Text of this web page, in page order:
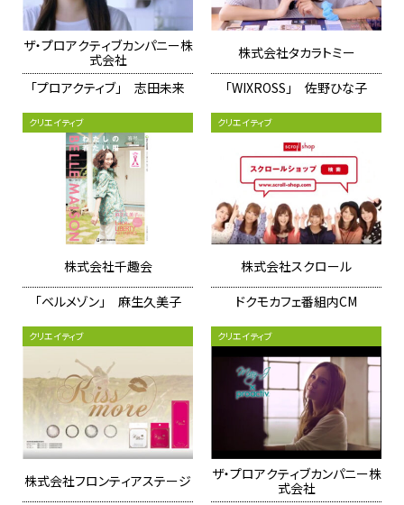
ザ・プロアクティブカンパニー株
式会社
「プロアクティブ」 志田未来
株式会社タカラトミー
「WIXROSS」 佐野ひな子
クリエイティブ
株式会社千趣会
「ベルメゾン」 麻生久美子
クリエイティブ
株式会社スクロール
ドクモカフェ番組内CM
クリエイティブ
株式会社フロンティアステージ
クリエイティブ
ザ・プロアクティブカンパニー株
式会社